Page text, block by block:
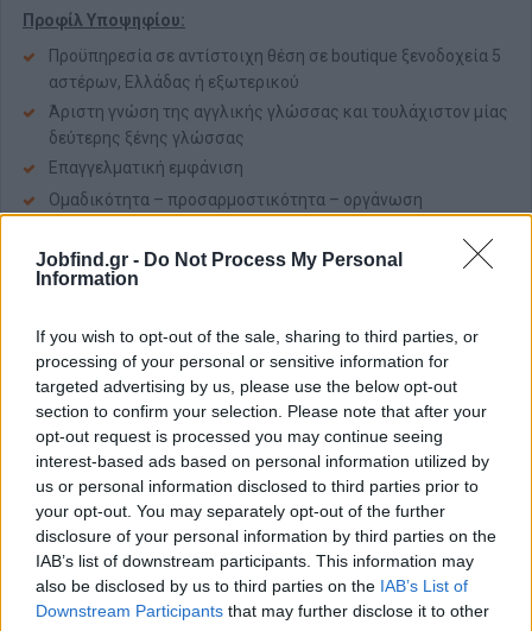
Jobfind.gr - Do Not Process My Personal
Information
If you wish to opt-out of the sale, sharing to third parties, or
processing of your personal or sensitive information for
targeted advertising by us, please use the below opt-out
section to confirm your selection. Please note that after your
opt-out request is processed you may continue seeing
interest-based ads based on personal information utilized by
us or personal information disclosed to third parties prior to
your opt-out. You may separately opt-out of the further
disclosure of your personal information by third parties on the
IAB’s list of downstream participants. This information may
also be disclosed by us to third parties on the IAB’s List of
Downstream Participants that may further disclose it to other
Προφίλ Υποψηφίου:
Προϋπηρεσία σε αντίστοιχη θέση σε boutique ξενοδοχεία 5
αστέρων, Ελλάδας ή εξωτερικού
Άριστη γνώση της αγγλικής γλώσσας και τουλάχιστον μίας
δεύτερης ξένης γλώσσας
Επαγγελματική εμφάνιση
Ομαδικότητα – προσαρμοστικότητα – οργάνωση
σχέσεις
Ικανότητα εργασίας κάτω από συνθήκες πίεσης
προδιαγραφών
Άριστη γνώση Η/Υ (Word, Excel, PowerPoint, Outlook),
καθώς και γνώση του ξενοδοχειακού προγράμματος OPERA
Απόφοιτος/η Σχολής Tουριστικών Eπιχειρήσεων
Παροχές
Στις παροχές περιλαμβάνονται:
Διαμονή και διατροφή (3 γεύματα)
Πλήρης ασφάλιση
Ικανοποιητικές απολαβές